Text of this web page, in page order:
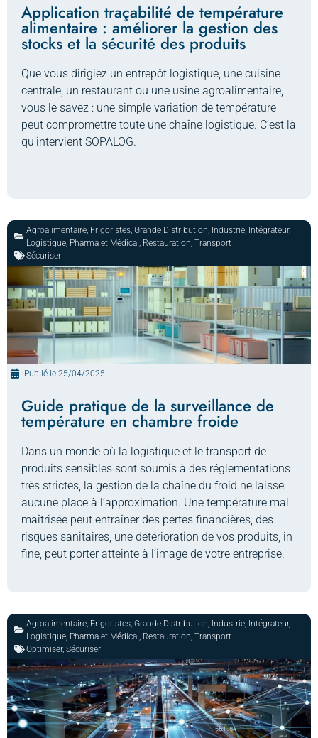
Application traçabilité de température
alimentaire : améliorer la gestion des
stocks et la sécurité des produits
Que vous dirigiez un entrepôt logistique, une cuisine
centrale, un restaurant ou une usine agroalimentaire,
vous le savez : une simple variation de température
peut compromettre toute une chaîne logistique. C’est là
qu’intervient SOPALOG.
Agroalimentaire, Frigoristes, Grande Distribution, Industrie, Intégrateur,
Logistique, Pharma et Médical , Restauration, Transport
Sécuriser
Publié le 25/04/2025
Guide pratique de la surveillance de
température en chambre froide
Dans un monde où la logistique et le transport de
produits sensibles sont soumis à des réglementations
très strictes, la gestion de la chaîne du froid ne laisse
aucune place à l’approximation. Une température mal
maîtrisée peut entraîner des pertes financières, des
risques sanitaires, une détérioration de vos produits, in
fine, peut porter atteinte à l’image de votre entreprise.
Agroalimentaire, Frigoristes, Grande Distribution, Industrie, Intégrateur,
Logistique, Pharma et Médical , Restauration, Transport
Optimiser, Sécuriser